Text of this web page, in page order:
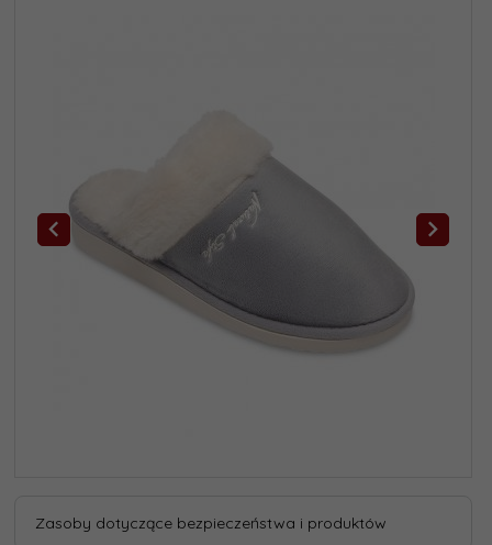
Zasoby dotyczące bezpieczeństwa i produktów